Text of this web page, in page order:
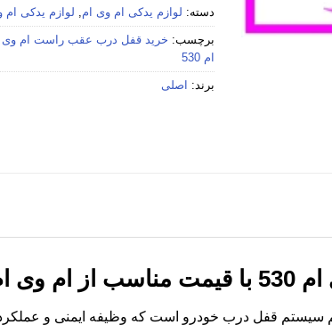
دسته: لوازم یدکی ام وی ام لوازم یدکی ام وی
برچسب: خرید قفل درب عقب راست ام وی ام
ام 530
برند: اصلی
ام 530 یکی از قطعات مهم سیستم قفل درب خودرو است که وظیفه